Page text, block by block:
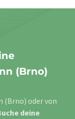
(Brno)
(Brno) oder von
deine